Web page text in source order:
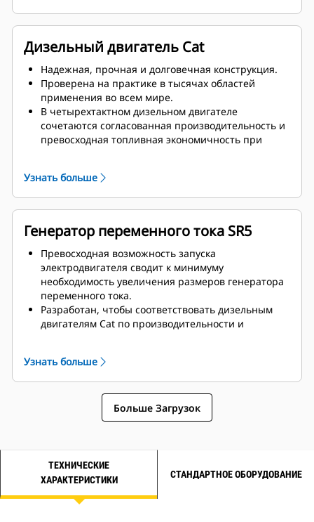
Дизельный двигатель Cat
Надежная, прочная и долговечная конструкция.
Проверена на практике в тысячах областей
применения во всем мире.
В четырехтактном дизельном двигателе
сочетаются согласованная производительность и
превосходная топливная экономичность при
Узнать больше
Генератор переменного тока SR5
Превосходная возможность запуска
электродвигателя сводит к минимуму
необходимость увеличения размеров генератора
переменного тока.
Разработан, чтобы соответствовать дизельным
двигателям Cat по производительности и
Узнать больше
Больше Загрузок
ТЕХНИЧЕСКИЕ
ХАРАКТЕРИСТИКИ
СТАНДАРТНОЕ ОБОРУДОВАНИЕ